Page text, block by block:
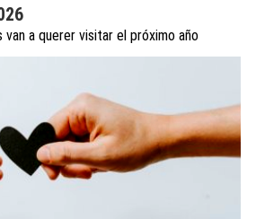
a querer visitar el próximo año